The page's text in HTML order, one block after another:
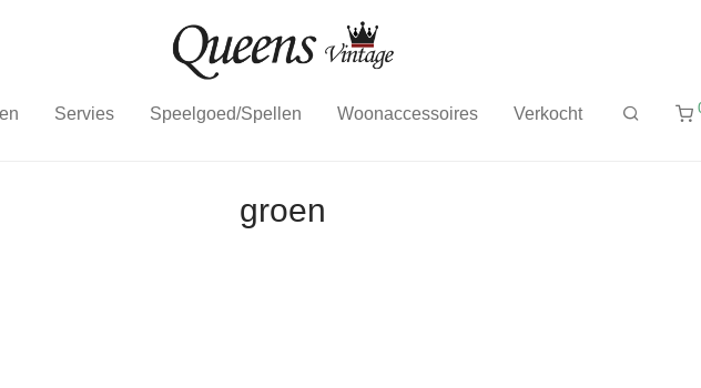
Servies Speelgoed/Spellen Woonaccessoires Verkocht
groen